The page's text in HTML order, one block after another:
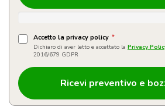
Accetto la privacy policy *
Dichiaro di aver letto e accettato la Privacy
2016/679 GDPR